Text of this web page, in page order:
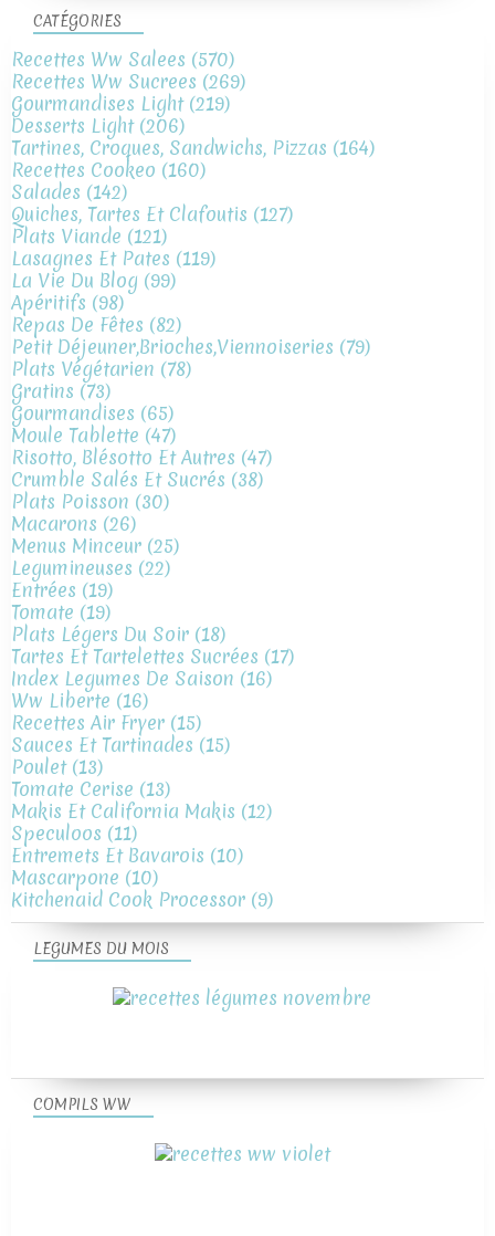
CATÉGORIES
Recettes Ww Salees (570)
Recettes Ww Sucrees (269)
Gourmandises Light(219)
Desserts Light(206)
Tartines, Croques, Sandwichs, Pizzas (164)
Recettes Cookeo (160)
Salades (142)
Quiches, Tartes Et Clafoutis (127)
Plats Viande (121)
Lasagnes Et Pates (119)
La Vie Du Blog (99)
Apéritifs (98)
Repas De Fêtes (82)
Petit Déjeuner,brioches,viennoiseries (79)
Plats Végétarien (78)
Gratins (73)
Gourmandises (65)
Moule Tablette (47)
Risotto, Blésotto Et Autres (47)
Crumble Salés Et Sucrés (38)
Plats Poisson (30)
Macarons (26)
Menus Minceur (25)
Legumineuses (22)
Entrées (19)
Tomate (19)
Plats Légers Du Soir (18)
Tartes Et Tartelettes Sucrées (17)
Index Legumes De Saison (16)
Ww Liberte (16)
Recettes Air Fryer (15)
Sauces Et Tartinades (15)
Poulet(13)
Tomate Cerise (13)
Makis Et California Makis (12)
Speculoos (11)
Entremets Et Bavarois (10)
Mascarpone (10)
Kitchenaid Cook Processor (9)
LEGUMES DU MOIS
COMPILS WW